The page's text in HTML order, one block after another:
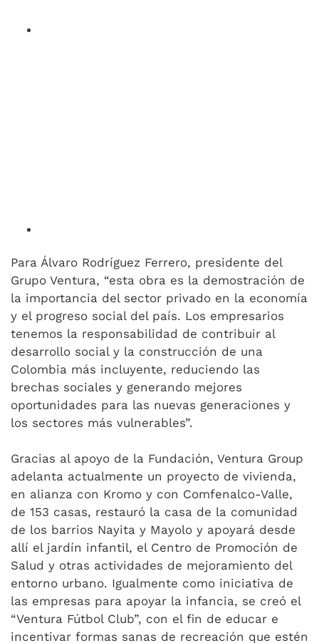
Para Álvaro Rodríguez Ferrero, presidente del
Grupo Ventura, “esta obra es la demostración de
la importancia del sector privado en la economía
y el progreso social del país. Los empresarios
tenemos la responsabilidad de contribuir al
desarrollo social y la construcción de una
Colombia más incluyente, reduciendo las
brechas sociales y generando mejores
oportunidades para las nuevas generaciones y
los sectores más vulnerables”.
Gracias al apoyo de la Fundación, Ventura Group
adelanta actualmente un proyecto de vivienda,
en alianza con Kromo y con Comfenalco-Valle,
de 153 casas, restauró la casa de la comunidad
de los barrios Nayita y Mayolo y apoyará desde
allí el jardín infantil, el Centro de Promoción de
Salud y otras actividades de mejoramiento del
entorno urbano. Igualmente como iniciativa de
las empresas para apoyar la infancia, se creó el
“Ventura Fútbol Club”, con el fin de educar e
incentivar formas sanas de recreación que estén